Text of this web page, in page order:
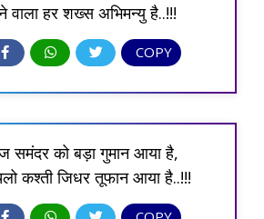
हर शख्स अभिमन्यु है..!!!
COPY
समंदर को बड़ा गुमान आया है,
कश्ती जिधर तूफान आया है..!!!